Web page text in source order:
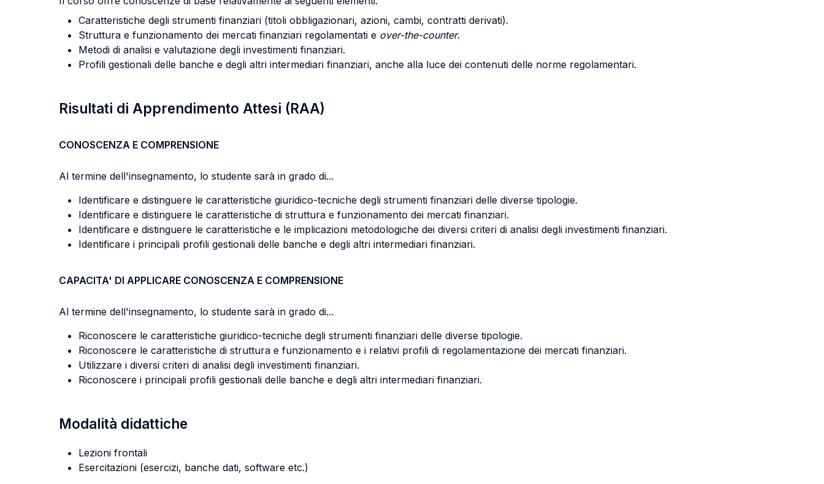
Caratteristiche degli strumenti finanziari (titoli obbligazionari, azioni, cambi, contratti derivati).
Struttura e funzionamento dei mercati finanziari regolamentati e over-the-counter.
Metodi di analisi e valutazione degli investimenti finanziari.
Profili gestionali delle banche e degli altri intermediari finanziari, anche alla luce dei contenuti delle norme regolamentari.
Risultati di Apprendimento Attesi (RAA)
CONOSCENZA E COMPRENSIONE
Al termine dell'insegnamento, lo studente sarà in grado di...
Identificare e distinguere le caratteristiche giuridico-tecniche degli strumenti finanziari delle diverse tipologie.
Identificare e distinguere le caratteristiche di struttura e funzionamento dei mercati finanziari.
Identificare e distinguere le caratteristiche e le implicazioni metodologiche dei diversi criteri di analisi degli investimenti finanziari.
Identificare i principali profili gestionali delle banche e degli altri intermediari finanziari.
CAPACITA' DI APPLICARE CONOSCENZA E COMPRENSIONE
Al termine dell'insegnamento, lo studente sarà in grado di...
Riconoscere le caratteristiche giuridico-tecniche degli strumenti finanziari delle diverse tipologie.
Riconoscere le caratteristiche di struttura e funzionamento e i relativi profili di regolamentazione dei mercati finanziari.
Utilizzare i diversi criteri di analisi degli investimenti finanziari.
Riconoscere i principali profili gestionali delle banche e degli altri intermediari finanziari.
Modalità didattiche
Lezioni frontali
Esercitazioni (esercizi, banche dati, software etc.)